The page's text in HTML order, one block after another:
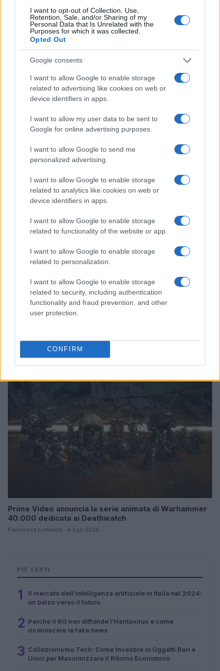
I want to opt-out of Collection, Use,
Retention, Sale, and/or Sharing of my
Personal Data that Is Unrelated with the
Purposes for which it was collected.
Opted Out
Google consents
I want to allow Google to enable storage
related to advertising like cookies on web or
device identifiers in apps.
I want to allow my user data to be sent to
Google for online advertising purposes.
I want to allow Google to send me
personalized advertising.
I want to allow Google to enable storage
related to analytics like cookies on web or
device identifiers in apps.
I want to allow Google to enable storage
related to functionality of the website or app.
I want to allow Google to enable storage
related to personalization.
I want to allow Google to enable storage
related to security, including authentication
functionality and fraud prevention, and other
user protection.
CONFIRM
NERD NEWS
Malescomics 2026: eventi, ospiti e attività in Valle
Vigezzo
NERD NEWS
Andrea Conforti · 5 Ago 2026
Prime Video annuncia la serie animata di Warhammer
40.000 dedicata ai Deathwatch
Francesca Lombardi · 4 Ago 2026
PIÙ LETTI
1
Il mercato dell’intelligenza artificiale in Italia nel 2024:
un balzo verso il futuro
2 Perché il 6G non diffonde l’Hantavirus e come
riconoscere le fake news
3 Collezionismo Tech: Come Investire in Oggetti Rari e
Unici per Massimizzare il Ritorno Economico